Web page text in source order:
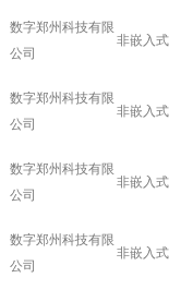
数字郑州科技有限
公司
非嵌入式
数字郑州科技有限
公司
非嵌入式
数字郑州科技有限
公司
非嵌入式
数字郑州科技有限
公司
非嵌入式